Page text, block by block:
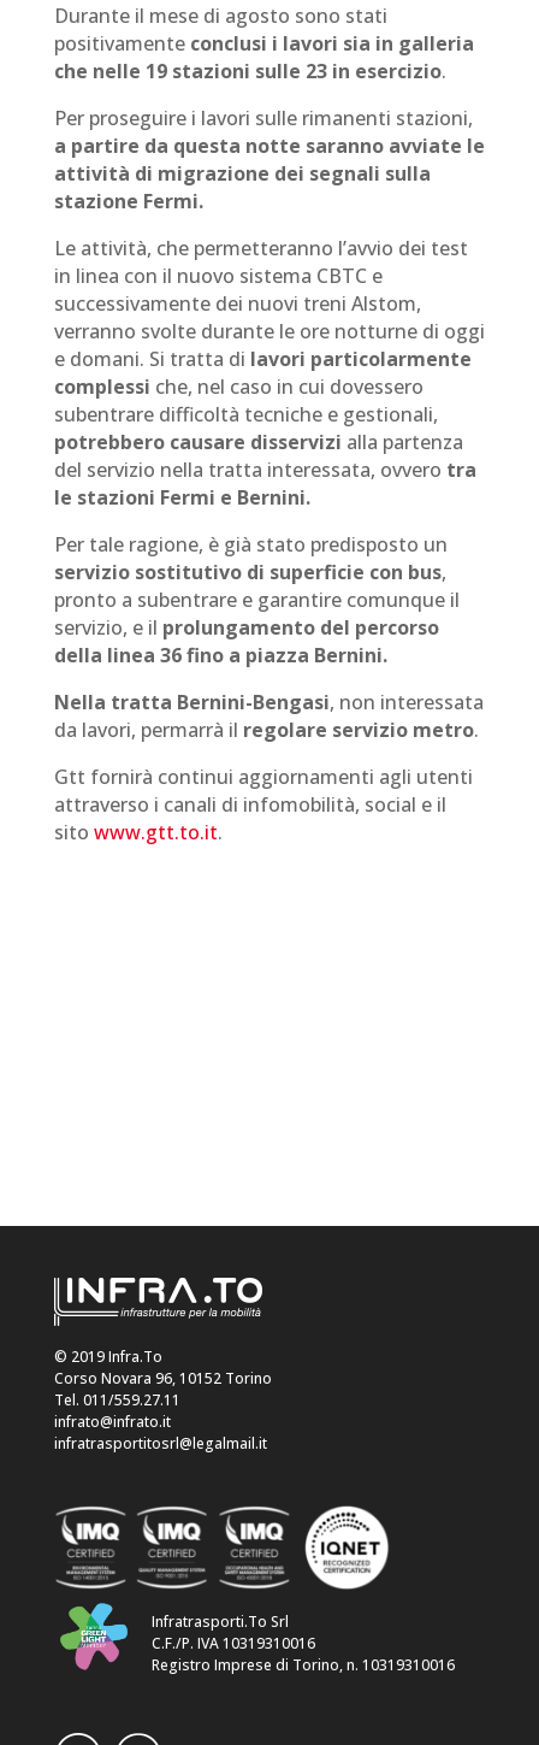
Durante il mese di agosto sono stati
positivamente conclusi i lavori sia in galleria
che nelle 19 stazioni sulle 23 in esercizio.
Per proseguire i lavori sulle rimanenti stazioni,
a partire da questa notte saranno avviate le
attività di migrazione dei segnali sulla
stazione Fermi.
Le attività, che permetteranno l’avvio dei test
in linea con il nuovo sistema CBTC e
successivamente dei nuovi treni Alstom,
verranno svolte durante le ore notturne di oggi
e domani. Si tratta di lavori particolarmente
complessi che, nel caso in cui dovessero
subentrare difficoltà tecniche e gestionali,
potrebbero causare disservizi alla partenza
del servizio nella tratta interessata, ovvero tra
le stazioni Fermi e Bernini.
Per tale ragione, è già stato predisposto un
servizio sostitutivo di superficie con bus,
pronto a subentrare e garantire comunque il
servizio, e il prolungamento del percorso
della linea 36 fino a piazza Bernini.
Nella tratta Bernini-Bengasi, non interessata
da lavori, permarrà il regolare servizio metro.
Gtt fornirà continui aggiornamenti agli utenti
attraverso i canali di infomobilità, social e il
sito www.gtt.to.it.
© 2019 Infra.To
Corso Novara 96, 10152 Torino
Tel. 011/559.27.11
infrato@infrato.it
infratrasportitosrl@legalmail.it
Infratrasporti.To Srl
C.F./P. IVA 10319310016
Registro Imprese di Torino, n. 10319310016